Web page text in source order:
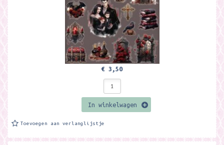
€ 3,50
In winkelwagen
Toevoegen aan verlanglijstje